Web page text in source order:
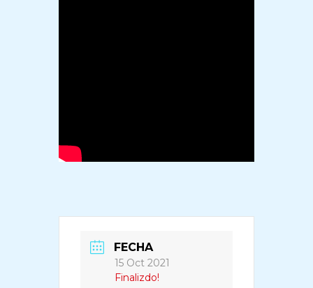
FECHA
15 Oct 2021
Finalizdo!